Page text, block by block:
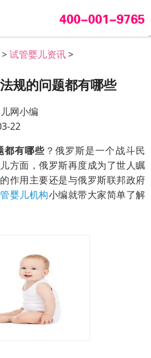
>试管婴儿资讯>
规的问题都有哪些
网小编
22
都有哪些 ？俄罗斯是一个战斗民
方面，俄罗斯再度成为了世人瞩
作用主要还是与俄罗斯联邦政府
婴儿机构小编就带大家简单了解